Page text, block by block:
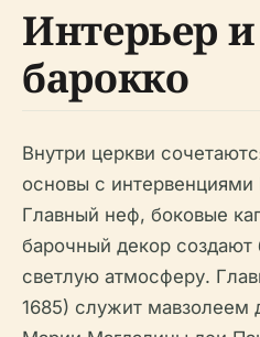
Интерьер
барокко
Внутри церкви
основы с
Главный неф, боковые
барочный декор
светлую атмосферу.
1685) служит мавзолеем